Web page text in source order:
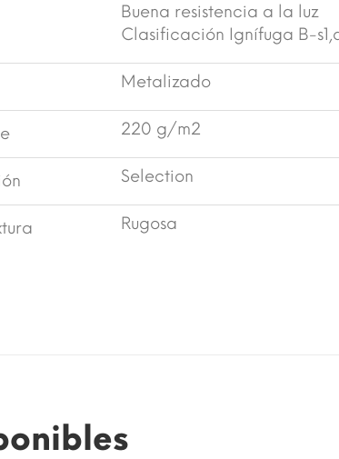
Buena resistencia a la luz
Clasificación Ignífuga B-
Metalizado
220 g/m2
Selection
Rugosa